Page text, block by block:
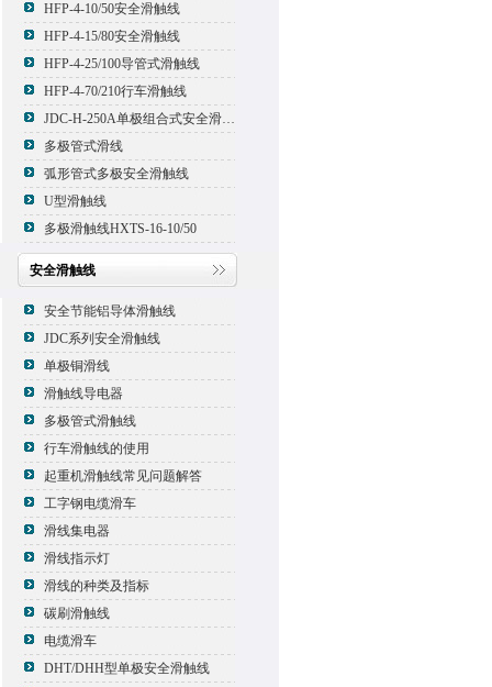
HFP-4-10/50安全滑触线
HFP-4-15/80安全滑触线
HFP-4-25/100导管式滑触线
HFP-4-70/210行车滑触线
JDC-H-250A单极组合式安全滑触线
多极管式滑线
弧形管式多极安全滑触线
U型滑触线
多极滑触线HXTS-16-10/50
安全滑触线
安全节能铝导体滑触线
JDC系列安全滑触线
单极铜滑线
滑触线导电器
多极管式滑触线
行车滑触线的使用
起重机滑触线常见问题解答
工字钢电缆滑车
滑线集电器
滑线指示灯
滑线的种类及指标
碳刷滑触线
电缆滑车
DHT/DHH型单极安全滑触线